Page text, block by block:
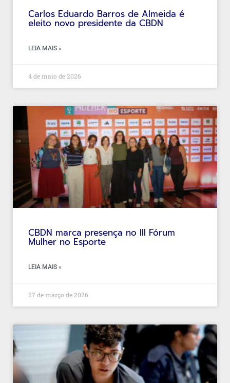
Carlos Eduardo Barros de Almeida é
eleito novo presidente da CBDN
LEIA MAIS »
4 de maio de 2026
CBDN marca presença no III Fórum
Mulher no Esporte
LEIA MAIS »
27 de março de 2026